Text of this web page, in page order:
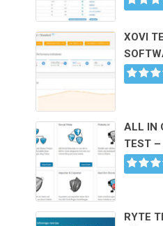
XOVI
ALL IN
TEST –
RYTE